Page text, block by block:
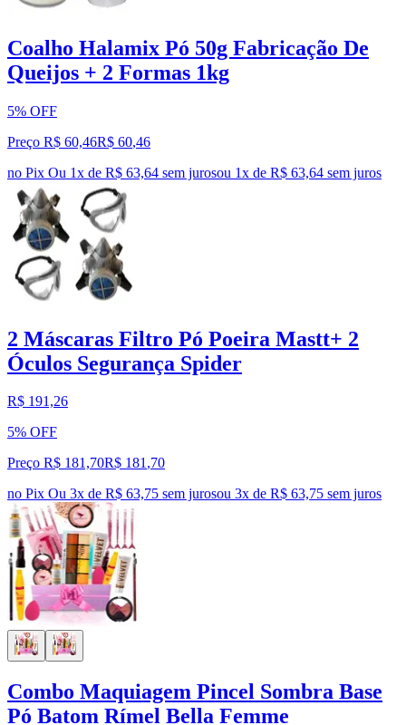
Coalho Halamix Pó 50g Fabricação De
Queijos + 2 Formas 1kg
5% OFF
Preço R$ 60,46R$ 60,46
no Pix Ou 1x de R$ 63,64 sem jurosou 1x de R$ 63,64 sem juros
2 Máscaras Filtro Pó Poeira Mastt+ 2
Óculos Segurança Spider
R$ 191,26
5% OFF
Preço R$ 181,70R$ 181,70
no Pix Ou 3x de R$ 63,75 sem jurosou 3x de R$ 63,75 sem juros
Combo Maquiagem Pincel Sombra Base
Pó Batom Rímel Bella Femme